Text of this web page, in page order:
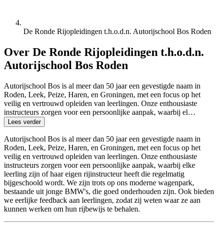
De Ronde Rijopleidingen t.h.o.d.n. Autorijschool Bos Roden
Over De Ronde Rijopleidingen t.h.o.d.n.
Autorijschool Bos Roden
Autorijschool Bos is al meer dan 50 jaar een gevestigde naam in
Roden, Leek, Peize, Haren, en Groningen, met een focus op het
veilig en vertrouwd opleiden van leerlingen. Onze enthousiaste
instructeurs zorgen voor een persoonlijke aanpak, waarbij el…
Lees verder
Autorijschool Bos is al meer dan 50 jaar een gevestigde naam in
Roden, Leek, Peize, Haren, en Groningen, met een focus op het
veilig en vertrouwd opleiden van leerlingen. Onze enthousiaste
instructeurs zorgen voor een persoonlijke aanpak, waarbij elke
leerling zijn of haar eigen rijinstructeur heeft die regelmatig
bijgeschoold wordt. We zijn trots op ons moderne wagenpark,
bestaande uit jonge BMW's, die goed onderhouden zijn. Ook bieden
we eerlijke feedback aan leerlingen, zodat zij weten waar ze aan
kunnen werken om hun rijbewijs te behalen.